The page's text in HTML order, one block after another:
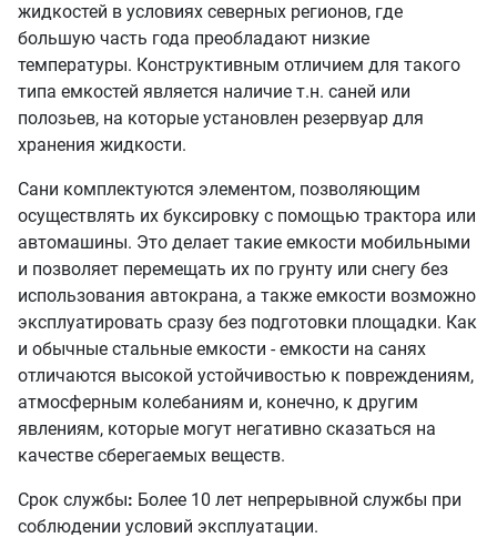
жидкостей в условиях северных регионов, где
большую часть года преобладают низкие
температуры. Конструктивным отличием для такого
типа емкостей является наличие т.н. саней или
полозьев, на которые установлен резервуар для
хранения жидкости.
Сани комплектуются элементом, позволяющим
осуществлять их буксировку с помощью трактора или
автомашины. Это делает такие емкости мобильными
и позволяет перемещать их по грунту или снегу без
использования автокрана, а также емкости возможно
эксплуатировать сразу без подготовки площадки. Как
и обычные стальные емкости - емкости на санях
отличаются высокой устойчивостью к повреждениям,
атмосферным колебаниям и, конечно, к другим
явлениям, которые могут негативно сказаться на
качестве сберегаемых веществ.
Срок службы: Более 10 лет непрерывной службы при
соблюдении условий эксплуатации.